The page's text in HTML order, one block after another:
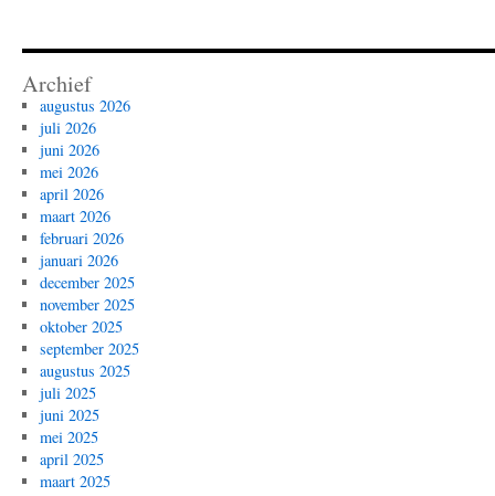
Archief
augustus 2026
juli 2026
juni 2026
mei 2026
april 2026
maart 2026
februari 2026
januari 2026
december 2025
november 2025
oktober 2025
september 2025
augustus 2025
juli 2025
juni 2025
mei 2025
april 2025
maart 2025